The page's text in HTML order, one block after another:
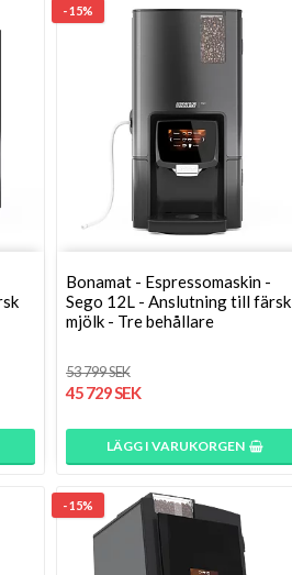
- 15%
Bonamat - Espressomaskin -
Sego 12L - Anslutning till färsk
mjölk - Tre behållare
53 799 SEK
45 729 SEK
LÄGG I VARUKORGEN
- 15%